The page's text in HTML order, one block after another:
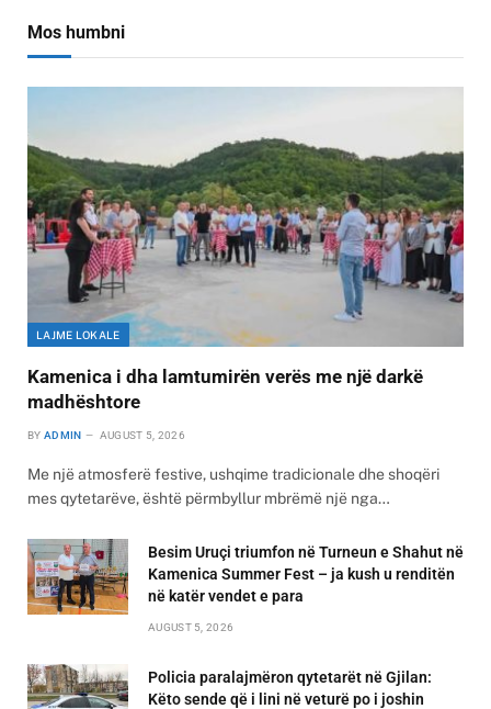
Mos humbni
LAJME LOKALE
Kamenica i dha lamtumirën verës me një darkë
madhështore
BY ADMIN AUGUST 5, 2026
Me një atmosferë festive, ushqime tradicionale dhe shoqëri
mes qytetarëve, është përmbyllur mbrëmë një nga…
Besim Uruçi triumfon në Turneun e Shahut në
Kamenica Summer Fest – ja kush u renditën
në katër vendet e para
AUGUST 5, 2026
Policia paralajmëron qytetarët në Gjilan:
Këto sende që i lini në veturë po i joshin